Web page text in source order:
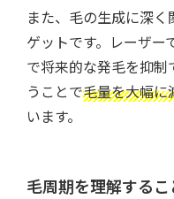
また、毛の生成に深
ゲットです。レーザー
で将来的な発毛を抑
うことで毛量を大幅に
います。
毛周期を理解する